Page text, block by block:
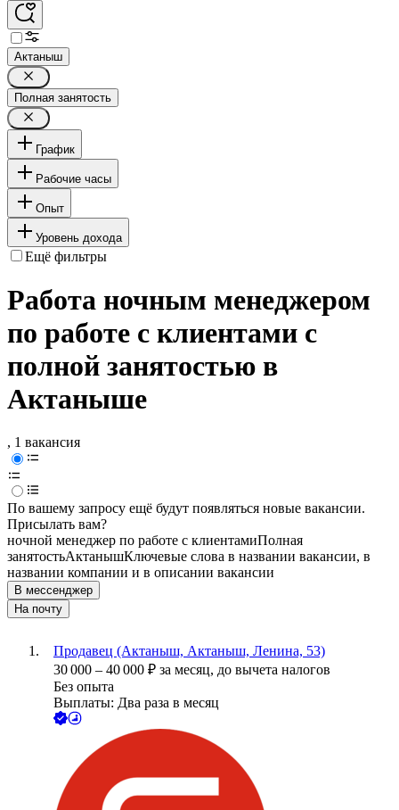
Актаныш
Полная занятость
График
Рабочие часы
Опыт
Уровень дохода
Ещё фильтры
Работа ночным менеджером
по работе с клиентами с
полной занятостью в
Актаныше
, 1 вакансия
По вашему запросу ещё будут появляться новые вакансии.
Присылать вам?
ночной менеджер по работе с клиентамиПолная
занятостьАктанышКлючевые слова в названии вакансии, в
названии компании и в описании вакансии
В мессенджер
На почту
Продавец (Актаныш, Актаныш, Ленина, 53)
30 000 – 40 000 ₽ за месяц, до вычета налогов
Без опыта
Выплаты: Два раза в месяц